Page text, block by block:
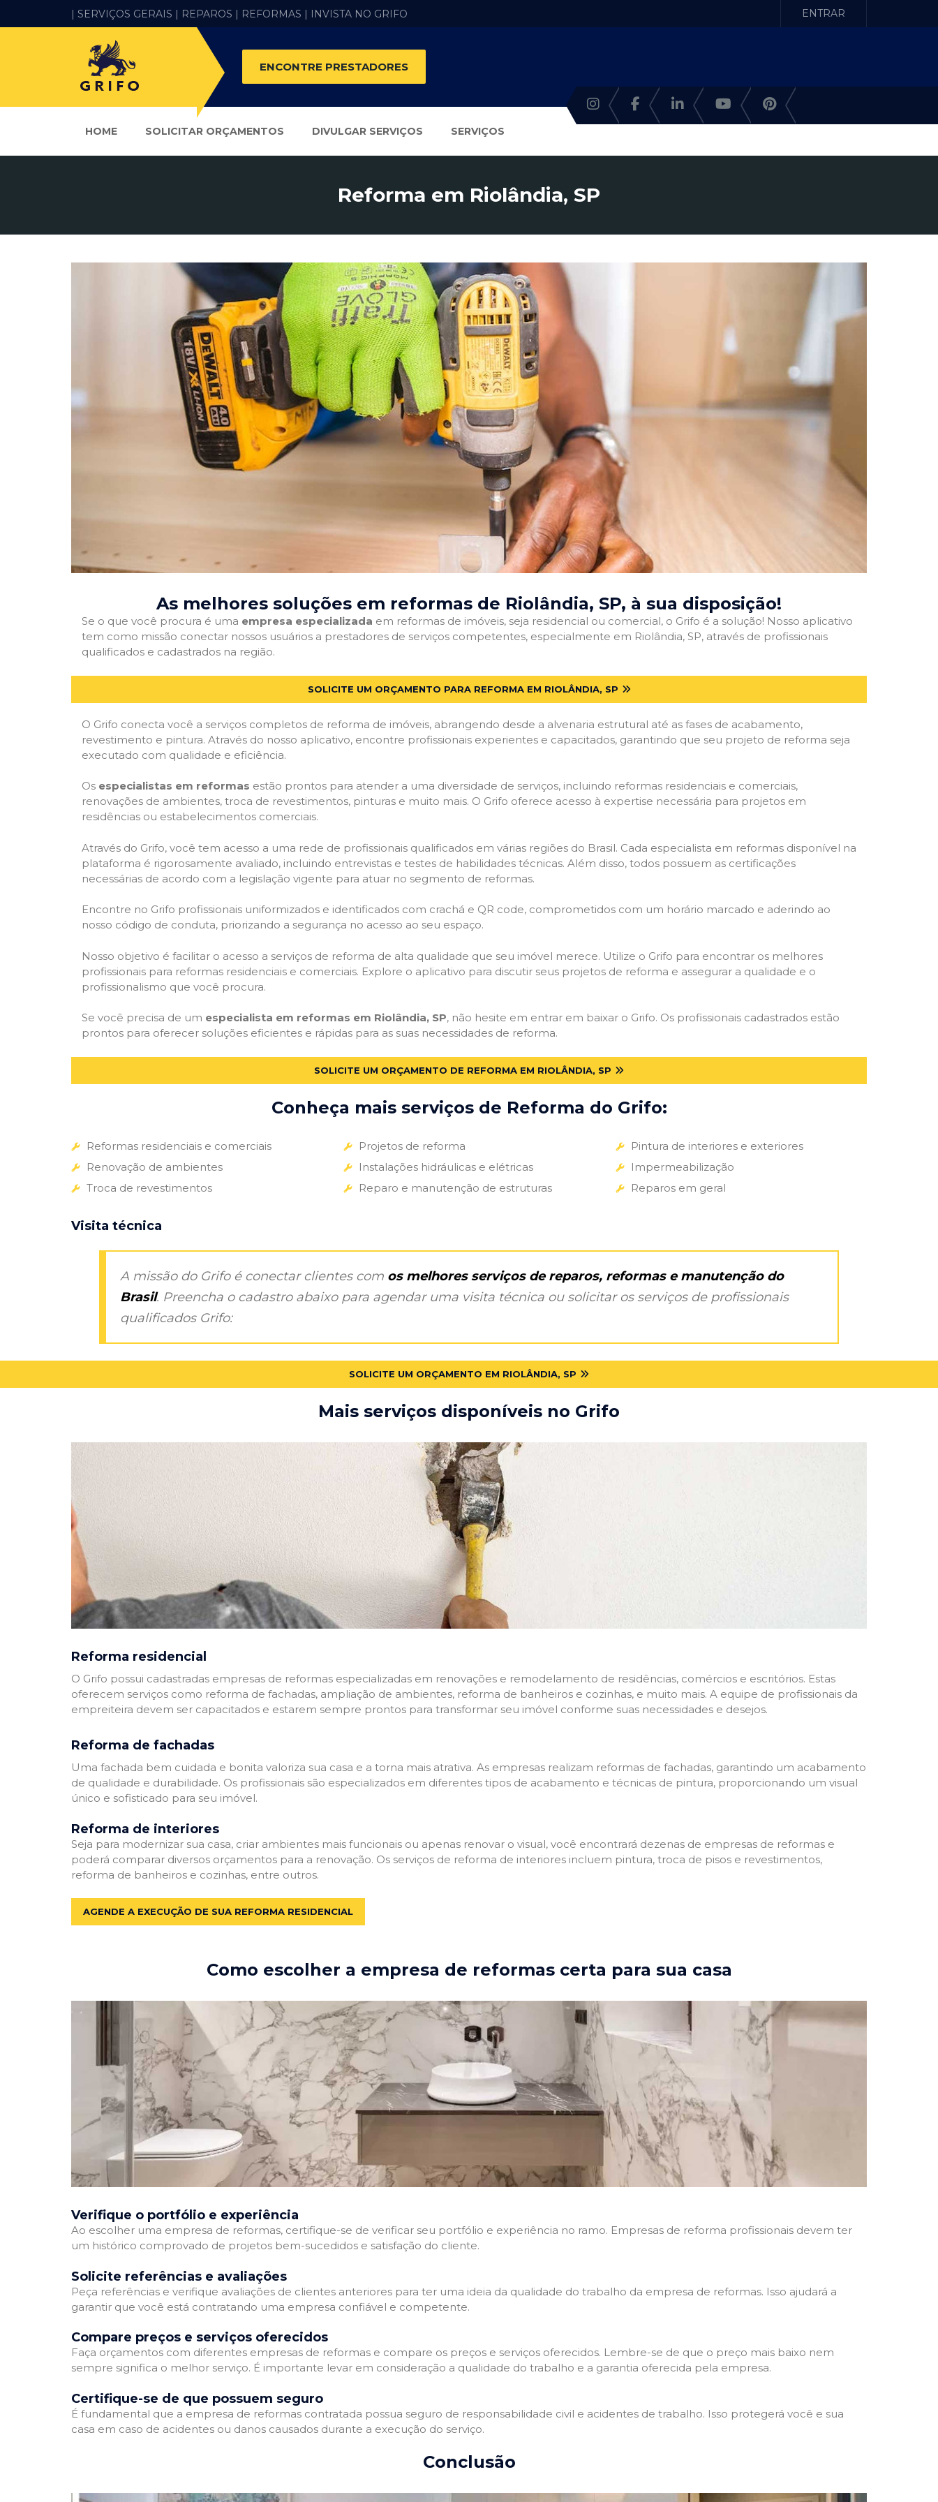
| SERVIÇOS GERAIS | REPAROS | REFORMAS | INVISTA NO GRIFO ENTRAR
ENCONTRE PRESTADORES
HOME SOLICITAR ORÇAMENTOS DIVULGAR SERVIÇOS SERVIÇOS
Reforma em Riolândia, SP
As melhores soluções em reformas de Riolândia, SP, à sua disposição!
Se o que você procura é uma empresa especializada em reformas de imóveis, seja residencial ou comercial, o Grifo é a solução! Nosso aplicativo
tem como missão conectar nossos usuários a prestadores de serviços competentes, especialmente em Riolândia, SP, através de profissionais
qualificados e cadastrados na região.
SOLICITE UM ORÇAMENTO PARA REFORMA EM RIOLÂNDIA, SP
O Grifo conecta você a serviços completos de reforma de imóveis, abrangendo desde a alvenaria estrutural até as fases de acabamento,
revestimento e pintura. Através do nosso aplicativo, encontre profissionais experientes e capacitados, garantindo que seu projeto de reforma seja
executado com qualidade e eficiência.
Os especialistas em reformas estão prontos para atender a uma diversidade de serviços, incluindo reformas residenciais e comerciais,
renovações de ambientes, troca de revestimentos, pinturas e muito mais. O Grifo oferece acesso à expertise necessária para projetos em
residências ou estabelecimentos comerciais.
Através do Grifo, você tem acesso a uma rede de profissionais qualificados em várias regiões do Brasil. Cada especialista em reformas disponível na
plataforma é rigorosamente avaliado, incluindo entrevistas e testes de habilidades técnicas. Além disso, todos possuem as certificações
necessárias de acordo com a legislação vigente para atuar no segmento de reformas.
Encontre no Grifo profissionais uniformizados e identificados com crachá e QR code, comprometidos com um horário marcado e aderindo ao
nosso código de conduta, priorizando a segurança no acesso ao seu espaço.
Nosso objetivo é facilitar o acesso a serviços de reforma de alta qualidade que seu imóvel merece. Utilize o Grifo para encontrar os melhores
profissionais para reformas residenciais e comerciais. Explore o aplicativo para discutir seus projetos de reforma e assegurar a qualidade e o
profissionalismo que você procura.
Se você precisa de um especialista em reformas em Riolândia, SP, não hesite em entrar em baixar o Grifo. Os profissionais cadastrados estão
prontos para oferecer soluções eficientes e rápidas para as suas necessidades de reforma.
SOLICITE UM ORÇAMENTO DE REFORMA EM RIOLÂNDIA, SP
Conheça mais serviços de Reforma do Grifo:
Reformas residenciais e comerciais
Renovação de ambientes
Troca de revestimentos
Projetos de reforma
Instalações hidráulicas e elétricas
Reparo e manutenção de estruturas
Pintura de interiores e exteriores
Impermeabilização
Reparos em geral
Visita técnica
A missão do Grifo é conectar clientes com os melhores serviços de reparos, reformas e manutenção do
Brasil. Preencha o cadastro abaixo para agendar uma visita técnica ou solicitar os serviços de profissionais
qualificados Grifo:
SOLICITE UM ORÇAMENTO EM RIOLÂNDIA, SP
Mais serviços disponíveis no Grifo
Reforma residencial
O Grifo possui cadastradas empresas de reformas especializadas em renovações e remodelamento de residências, comércios e escritórios. Estas
oferecem serviços como reforma de fachadas, ampliação de ambientes, reforma de banheiros e cozinhas, e muito mais. A equipe de profissionais da
empreiteira devem ser capacitados e estarem sempre prontos para transformar seu imóvel conforme suas necessidades e desejos.
Reforma de fachadas
Uma fachada bem cuidada e bonita valoriza sua casa e a torna mais atrativa. As empresas realizam reformas de fachadas, garantindo um acabamento
de qualidade e durabilidade. Os profissionais são especializados em diferentes tipos de acabamento e técnicas de pintura, proporcionando um visual
único e sofisticado para seu imóvel.
Reforma de interiores
Seja para modernizar sua casa, criar ambientes mais funcionais ou apenas renovar o visual, você encontrará dezenas de empresas de reformas e
poderá comparar diversos orçamentos para a renovação. Os serviços de reforma de interiores incluem pintura, troca de pisos e revestimentos,
reforma de banheiros e cozinhas, entre outros.
AGENDE A EXECUÇÃO DE SUA REFORMA RESIDENCIAL
Como escolher a empresa de reformas certa para sua casa
Verifique o portfólio e experiência
Ao escolher uma empresa de reformas, certifique-se de verificar seu portfólio e experiência no ramo. Empresas de reforma profissionais devem ter
um histórico comprovado de projetos bem-sucedidos e satisfação do cliente.
Solicite referências e avaliações
Peça referências e verifique avaliações de clientes anteriores para ter uma ideia da qualidade do trabalho da empresa de reformas. Isso ajudará a
garantir que você está contratando uma empresa confiável e competente.
Compare preços e serviços oferecidos
Faça orçamentos com diferentes empresas de reformas e compare os preços e serviços oferecidos. Lembre-se de que o preço mais baixo nem
sempre significa o melhor serviço. É importante levar em consideração a qualidade do trabalho e a garantia oferecida pela empresa.
Certifique-se de que possuem seguro
É fundamental que a empresa de reformas contratada possua seguro de responsabilidade civil e acidentes de trabalho. Isso protegerá você e sua
casa em caso de acidentes ou danos causados durante a execução do serviço.
Conclusão